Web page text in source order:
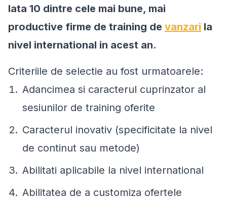
Iata 10 dintre cele mai bune, mai
productive firme de training de vanzari la
nivel international in acest an.
Criteriile de selectie au fost urmatoarele:
Adancimea si caracterul cuprinzator al
sesiunilor de training oferite
Caracterul inovativ (specificitate la nivel
de continut sau metode)
Abilitati aplicabile la nivel international
Abilitatea de a customiza ofertele